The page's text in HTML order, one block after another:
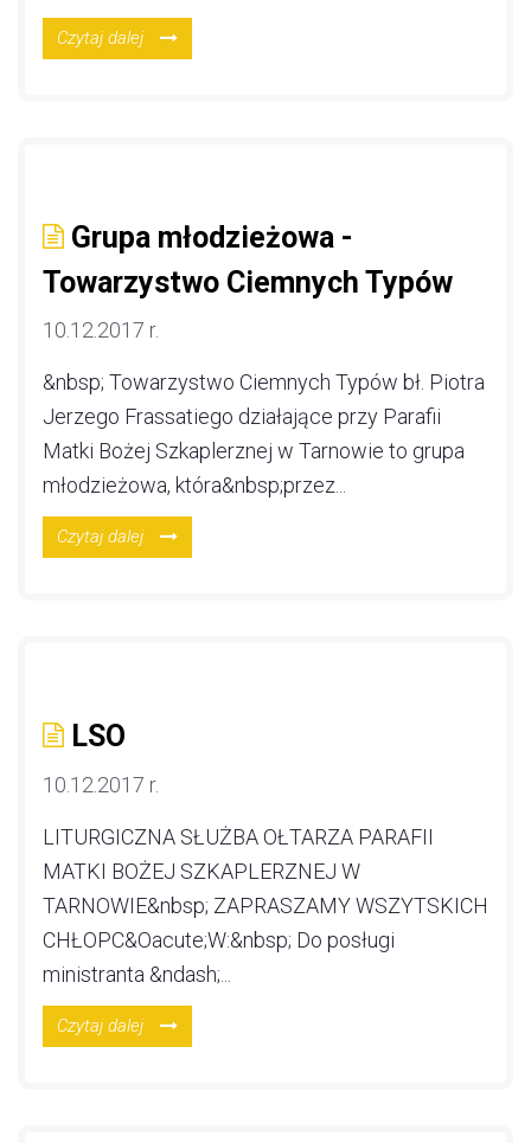
Czytaj dalej
Grupa młodzieżowa -
Towarzystwo Ciemnych Typów
10.12.2017 r.
&nbsp; Towarzystwo Ciemnych Typów bł. Piotra
Jerzego Frassatiego działające przy Parafii
Matki Bożej Szkaplerznej w Tarnowie to grupa
młodzieżowa, która&nbsp;przez...
Czytaj dalej
LSO
10.12.2017 r.
LITURGICZNA SŁUŻBA OŁTARZA PARAFII
MATKI BOŻEJ SZKAPLERZNEJ W
TARNOWIE&nbsp; ZAPRASZAMY WSZYTSKICH
CHŁOPC&Oacute;W:&nbsp; Do posługi
ministranta &ndash;...
Czytaj dalej